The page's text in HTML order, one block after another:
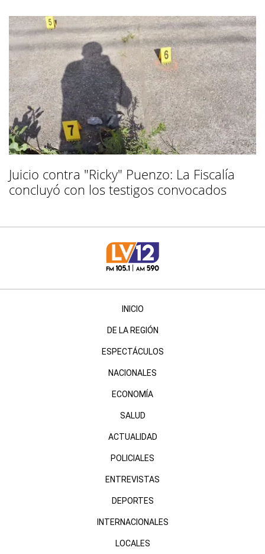
Juicio contra "Ricky" Puenzo: La Fiscalía
concluyó con los testigos convocados
INICIO
DE LA REGIÓN
ESPECTÁCULOS
NACIONALES
ECONOMÍA
SALUD
ACTUALIDAD
POLICIALES
ENTREVISTAS
DEPORTES
INTERNACIONALES
LOCALES